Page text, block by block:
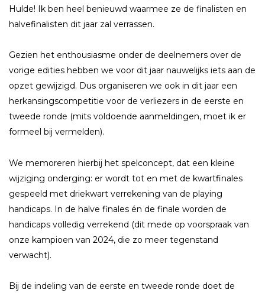
Hulde! Ik ben heel benieuwd waarmee ze de finalisten en
halvefinalisten dit jaar zal verrassen.
Gezien het enthousiasme onder de deelnemers over de
vorige edities hebben we voor dit jaar nauwelijks iets aan de
opzet gewijzigd. Dus organiseren we ook in dit jaar een
herkansingscompetitie voor de verliezers in de eerste en
tweede ronde (mits voldoende aanmeldingen, moet ik er
formeel bij vermelden).
We memoreren hierbij het spelconcept, dat een kleine
wijziging onderging: er wordt tot en met de kwartfinales
gespeeld met driekwart verrekening van de playing
handicaps. In de halve finales én de finale worden de
handicaps volledig verrekend (dit mede op voorspraak van
onze kampioen van 2024, die zo meer tegenstand
verwacht).
Bij de indeling van de eerste en tweede ronde doet de